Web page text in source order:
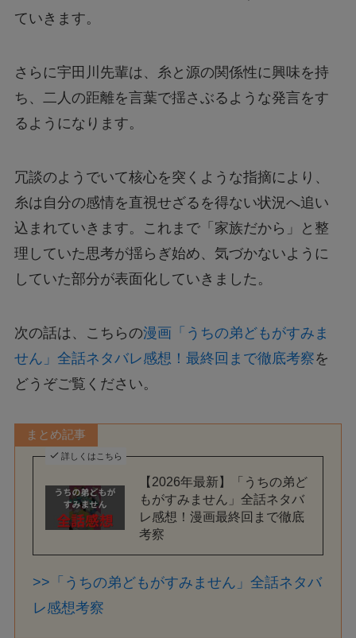
ていきます。
さらに宇田川先輩は、糸と源の関係性に興味を持
ち、二人の距離を言葉で揺さぶるような発言をす
るようになります。
冗談のようでいて核心を突くような指摘により、
糸は自分の感情を直視せざるを得ない状況へ追い
込まれていきます。これまで「家族だから」と整
理していた思考が揺らぎ始め、気づかないように
していた部分が表面化していきました。
次の話は、こちらの漫画「うちの弟どもがすみま
せん」全話ネタバレ感想！最終回まで徹底考察を
どうぞご覧ください。
まとめ記事
詳しくはこちら
【2026年最新】「うちの弟ど
もがすみません」全話ネタバ
レ感想！漫画最終回まで徹底
考察
>>「うちの弟どもがすみません」全話ネタバ
レ感想考察